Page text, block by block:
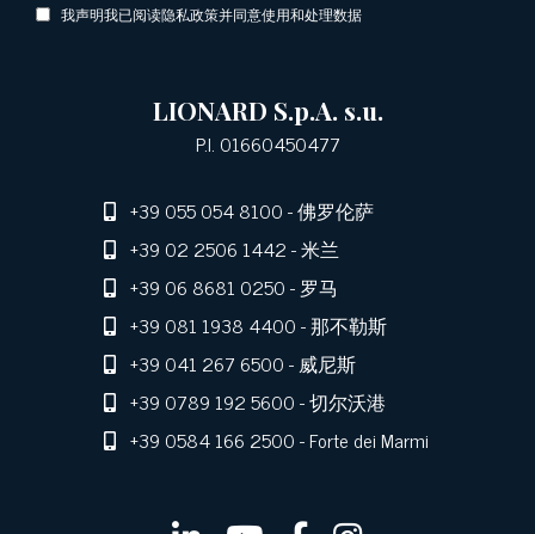
我声明我已阅读隐私政策并同意使用和处理数据
LIONARD S.p.A. s.u.
P.I. 01660450477
+39 055 054 8100- 佛罗伦萨
+39 02 2506 1442- 米兰
+39 06 8681 0250- 罗马
+39 081 1938 4400- 那不勒斯
+39 041 267 6500- 威尼斯
+39 0789 192 5600- 切尔沃港
+39 0584 166 2500- Forte dei Marmi